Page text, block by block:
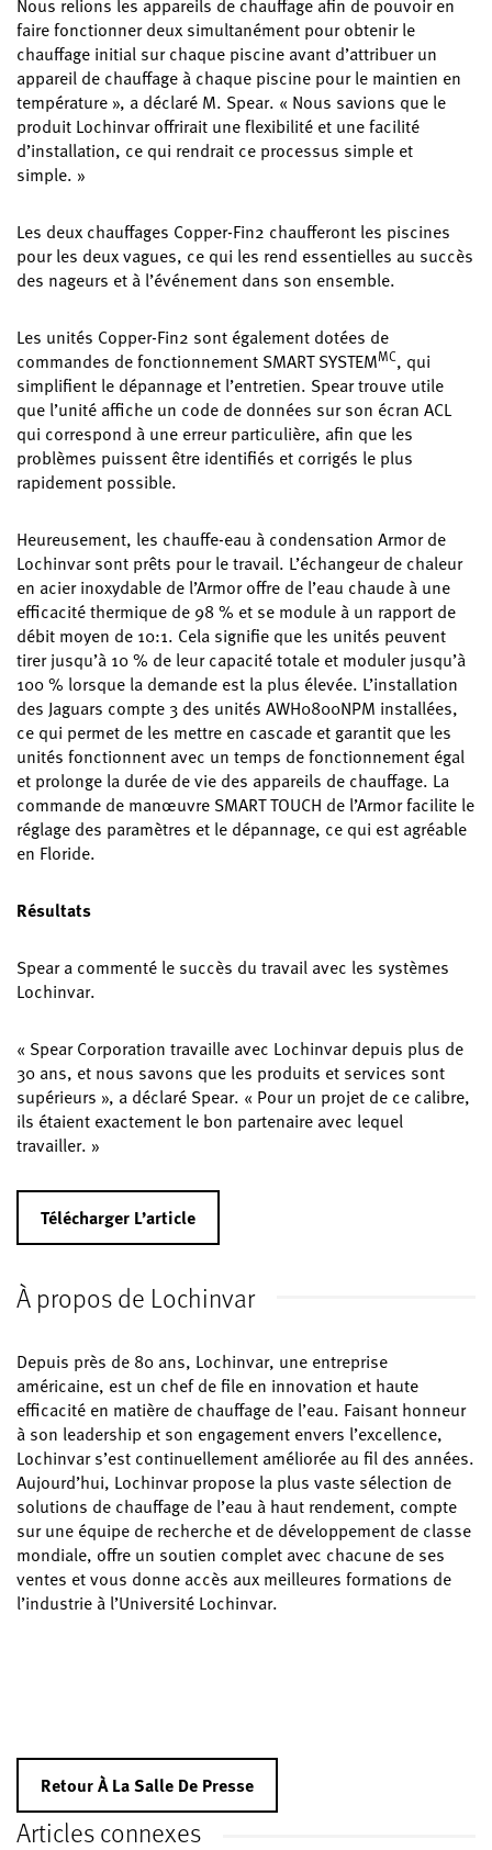
Nous relions les appareils de chauffage afin de pouvoir en
faire fonctionner deux simultanément pour obtenir le
chauffage initial sur chaque piscine avant d’attribuer un
appareil de chauffage à chaque piscine pour le maintien en
température », a déclaré M. Spear. « Nous savions que le
produit Lochinvar offrirait une flexibilité et une facilité
d’installation, ce qui rendrait ce processus simple et
simple. »
Les deux chauffages Copper-Fin2 chaufferont les piscines
pour les deux vagues, ce qui les rend essentielles au succès
des nageurs et à l’événement dans son ensemble.
Les unités Copper-Fin2 sont également dotées de
commandes de fonctionnement SMART SYSTEMMC, qui
simplifient le dépannage et l’entretien. Spear trouve utile
que l’unité affiche un code de données sur son écran ACL
qui correspond à une erreur particulière, afin que les
problèmes puissent être identifiés et corrigés le plus
rapidement possible.
Heureusement, les chauffe-eau à condensation Armor de
Lochinvar sont prêts pour le travail. L’échangeur de chaleur
en acier inoxydable de l’Armor offre de l’eau chaude à une
efficacité thermique de 98 % et se module à un rapport de
débit moyen de 10:1. Cela signifie que les unités peuvent
tirer jusqu’à 10 % de leur capacité totale et moduler jusqu’à
100 % lorsque la demande est la plus élevée. L’installation
des Jaguars compte 3 des unités AWH0800NPM installées,
ce qui permet de les mettre en cascade et garantit que les
unités fonctionnent avec un temps de fonctionnement égal
et prolonge la durée de vie des appareils de chauffage. La
commande de manœuvre SMART TOUCH de l’Armor facilite le
réglage des paramètres et le dépannage, ce qui est agréable
en Floride.
Résultats
Spear a commenté le succès du travail avec les systèmes
Lochinvar.
« Spear Corporation travaille avec Lochinvar depuis plus de
30 ans, et nous savons que les produits et services sont
supérieurs », a déclaré Spear. « Pour un projet de ce calibre,
ils étaient exactement le bon partenaire avec lequel
travailler. »
Télécharger L’article
À propos de Lochinvar
Depuis près de 80 ans, Lochinvar, une entreprise
américaine, est un chef de file en innovation et haute
efficacité en matière de chauffage de l’eau. Faisant honneur
à son leadership et son engagement envers l’excellence,
Lochinvar s’est continuellement améliorée au fil des années.
Aujourd’hui, Lochinvar propose la plus vaste sélection de
solutions de chauffage de l’eau à haut rendement, compte
sur une équipe de recherche et de développement de classe
mondiale, offre un soutien complet avec chacune de ses
ventes et vous donne accès aux meilleures formations de
l’industrie à l’Université Lochinvar.
Retour À La Salle De Presse
Articles connexes